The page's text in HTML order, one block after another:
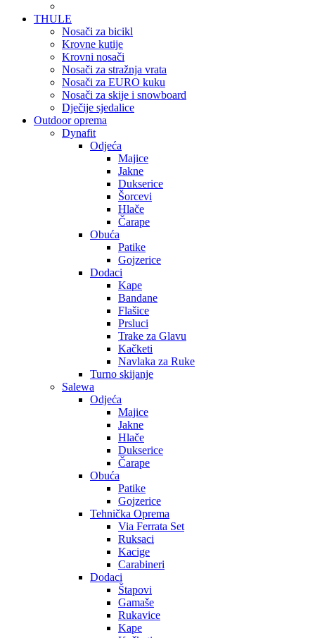
THULE
Nosači za bicikl
Krovne kutije
Krovni nosači
Nosači za stražnja vrata
Nosači za EURO kuku
Nosači za skije i snowboard
Dječije sjedalice
Outdoor oprema
Dynafit
Odjeća
Majice
Jakne
Dukserice
Šorcevi
Hlače
Čarape
Obuća
Patike
Gojzerice
Dodaci
Kape
Bandane
Flašice
Prsluci
Trake za Glavu
Kačketi
Navlaka za Ruke
Turno skijanje
Salewa
Odjeća
Majice
Jakne
Hlače
Dukserice
Čarape
Obuća
Patike
Gojzerice
Tehnička Oprema
Via Ferrata Set
Ruksaci
Kacige
Carabineri
Dodaci
Štapovi
Gamaše
Rukavice
Kape